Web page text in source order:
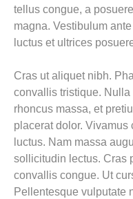
tellus congue, a
magna. Vestibulum
luctus et ultrices
Cras ut aliquet nibh.
convallis tristique. Nulla
rhoncus massa, et
placerat dolor. Vivamus
luctus. Nam massa
sollicitudin lectus. Cras
convallis congue. Ut
Pellentesque vulputate